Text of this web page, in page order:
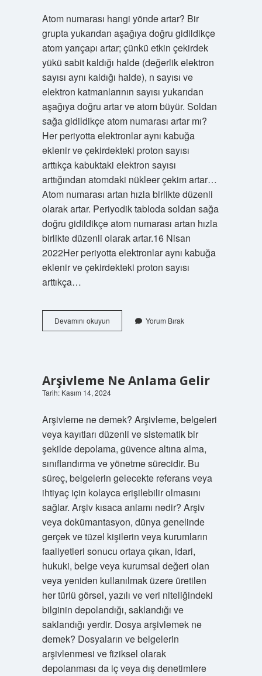
Yumuşak
Teknoloji
Rehberi
Yazılar
Atom numarası hangi yönde artar? Bir
grupta yukarıdan aşağıya doğru gidildikçe
atom yarıçapı artar; çünkü etkin çekirdek
yükü sabit kaldığı halde (değerlik elektron
sayısı aynı kaldığı halde), n sayısı ve
elektron katmanlarının sayısı yukarıdan
aşağıya doğru artar ve atom büyür. Soldan
sağa gidildikçe atom numarası artar mı?
Her periyotta elektronlar aynı kabuğa
eklenir ve çekirdekteki proton sayısı
arttıkça kabuktaki elektron sayısı
arttığından atomdaki nükleer çekim artar…
Atom numarası artan hızla birlikte düzenli
olarak artar. Periyodik tabloda soldan sağa
doğru gidildikçe atom numarası artan hızla
birlikte düzenli olarak artar.16 Nisan
2022Her periyotta elektronlar aynı kabuğa
eklenir ve çekirdekteki proton sayısı
arttıkça…
Devamını okuyunAtom
Numarası
Yorum Bırak
Arşivleme Ne Anlama Gelir
Tarih: Kasım 14, 2024
Arşivleme ne demek? Arşivleme, belgeleri
veya kayıtları düzenli ve sistematik bir
şekilde depolama, güvence altına alma,
sınıflandırma ve yönetme sürecidir. Bu
süreç, belgelerin gelecekte referans veya
ihtiyaç için kolayca erişilebilir olmasını
sağlar. Arşiv kısaca anlamı nedir? Arşiv
veya dokümantasyon, dünya genelinde
gerçek ve tüzel kişilerin veya kurumların
faaliyetleri sonucu ortaya çıkan, idari,
hukuki, belge veya kurumsal değeri olan
veya yeniden kullanılmak üzere üretilen
her türlü görsel, yazılı ve veri niteliğindeki
bilginin depolandığı, saklandığı ve
saklandığı yerdir. Dosya arşivlemek ne
demek? Dosyaların ve belgelerin
arşivlenmesi ve fiziksel olarak
depolanması da iç veya dış denetimlere